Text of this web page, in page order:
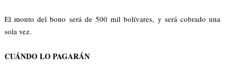
El monto del bono será de 500 mil bolívares, y será cobrado una
sola vez.
CUÁNDO LO PAGARÁN